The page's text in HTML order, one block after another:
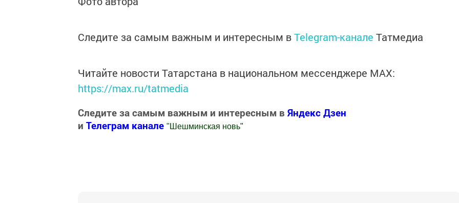
Следите за самым важным и интересным вTelegram-канале Татмедиа
Читайте новости Татарстана в национальном мессенджере MАХ:
https://max.ru/tatmedia
Следите за самым важным и интересным в Яндекс Дзен
и Телеграм канале " Шешминская новь"